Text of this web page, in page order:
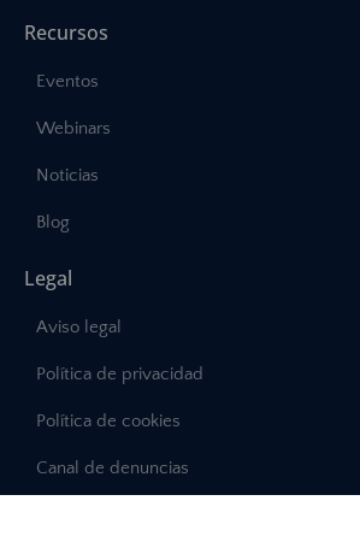
Recursos
Eventos
Webinars
Noticias
Blog
Legal
Aviso legal
Política de privacidad
Política de cookies
Canal de denuncias